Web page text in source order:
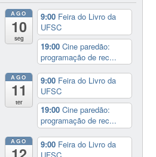
AGO
10
seg
9:00 Feira do Livro da
UFSC
19:00Cine paredão:
programação de rec...
AGO
11
ter
9:00 Feira do Livro da
UFSC
19:00Cine paredão:
programação de rec...
AGO 9:00 Feira do Livro da
UFSC